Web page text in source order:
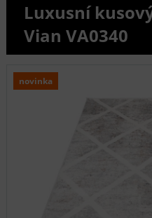
Luxusní
Vian VA0340
novinka